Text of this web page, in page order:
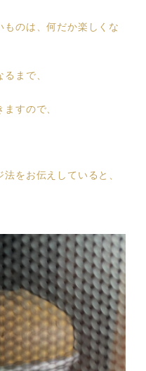
のは、何だか楽しくな
まで、
すので、
をお伝えしていると、